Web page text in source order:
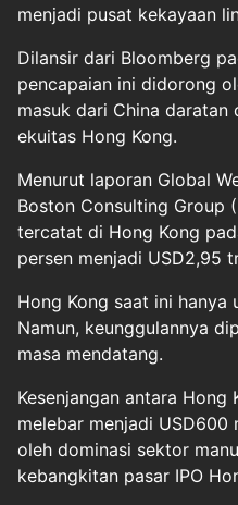
menjadi pusat kekayaan
Dilansir dari Bloomberg
pencapaian ini didorong
masuk dari China daratan
ekuitas Hong Kong.
Menurut laporan Global
Boston Consulting Group
tercatat di Hong Kong
persen menjadi USD2,95
Hong Kong saat ini hanya
Namun, keunggulannya
masa mendatang.
Kesenjangan antara
melebar menjadi
oleh dominasi sektor
kebangkitan pasar IPO